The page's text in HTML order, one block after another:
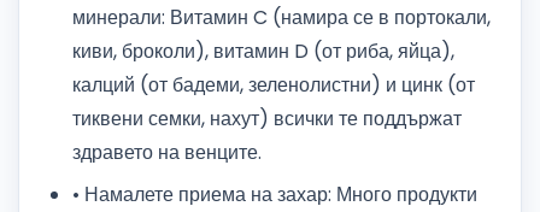
минерали: Витамин C (намира се в портокали,
киви, броколи), витамин D (от риба, яйца),
калций (от бадеми, зеленолистни) и цинк (от
тиквени семки, нахут) всички те поддържат
здравето на венците.
• Намалете приема на захар: Много продукти